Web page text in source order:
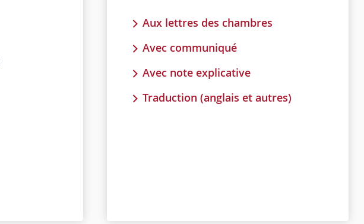
Aux lettres des chambres
Avec communiqué
Avec note explicative
Traduction (anglais et autres)